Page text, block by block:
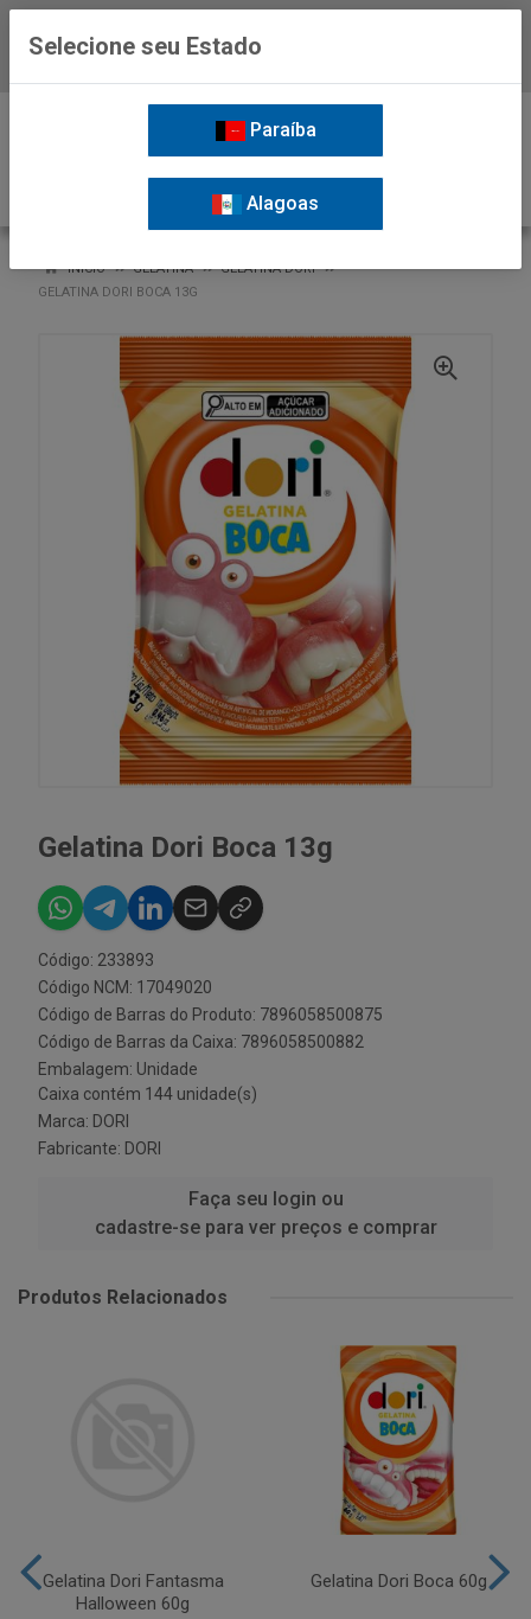
INÍCIO GELATINA
GELATINA DORI
GELATINA DORI BOCA 13G
Gelatina Dori Boca 13g
Código: 233893
Código NCM: 17049020
Código de Barras do Produto: 7896058500875
Código de Barras da Caixa: 7896058500882
Embalagem: Unidade
Caixa contém 144 unidade(s)
Marca: DORI
Fabricante: DORI
Faça seu login ou
cadastre-se para ver preços e comprar
Produtos Relacionados
Gelatina Dori Fantasma
Halloween 60g
Gelatina Dori Boca 60g
Selecione seu Estado
Paraíba
Alagoas